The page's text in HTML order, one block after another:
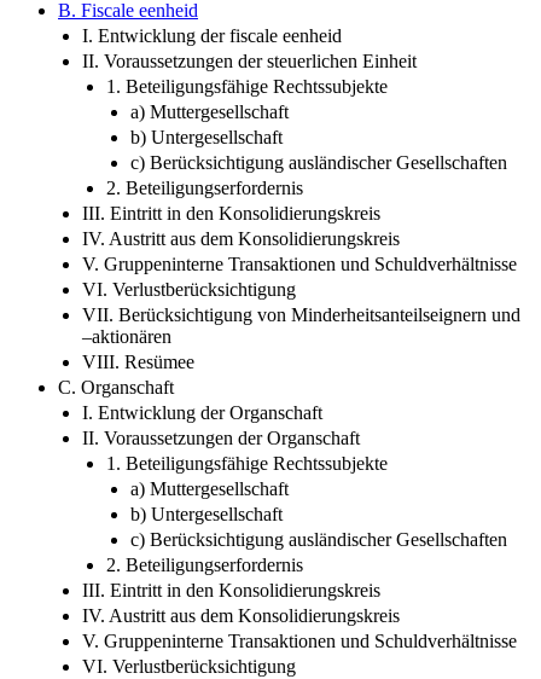
B. Fiscale eenheid
I. Entwicklung der fiscale eenheid
II. Voraussetzungen der steuerlichen Einheit
1. Beteiligungsfähige Rechtssubjekte
a) Muttergesellschaft
b) Untergesellschaft
c) Berücksichtigung ausländischer Gesellschaften
2. Beteiligungserfordernis
III. Eintritt in den Konsolidierungskreis
IV. Austritt aus dem Konsolidierungskreis
V. Gruppeninterne Transaktionen und Schuldverhältnisse
VI. Verlustberücksichtigung
VII. Berücksichtigung von Minderheitsanteilseignern und
–aktionären
VIII. Resümee
C. Organschaft
I. Entwicklung der Organschaft
II. Voraussetzungen der Organschaft
1. Beteiligungsfähige Rechtssubjekte
a) Muttergesellschaft
b) Untergesellschaft
c) Berücksichtigung ausländischer Gesellschaften
2. Beteiligungserfordernis
III. Eintritt in den Konsolidierungskreis
IV. Austritt aus dem Konsolidierungskreis
V. Gruppeninterne Transaktionen und Schuldverhältnisse
VI. Verlustberücksichtigung